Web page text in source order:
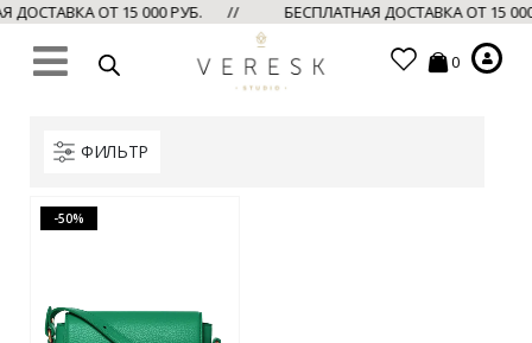
ДОСТАВКА ОТ 15 000 РУБ. // БЕСПЛАТНАЯ ДОСТАВКА ОТ 15
0
ФИЛЬТР
-50%